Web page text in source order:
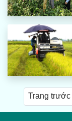
Trang trước